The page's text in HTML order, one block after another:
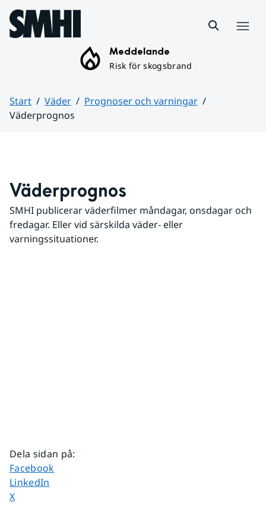
Hoppa till sidans innehåll
Meddelande
Risk för skogsbrand
Start Väder
Prognoser och varningar
Väderprognos
Väderprognos
SMHI publicerar väderfilmer måndagar, onsdagar och
fredagar. Eller vid särskilda väder- eller
varningssituationer.
Dela sidan på:
Dela sidan på
Facebook
Dela sidan på
LinkedIn
Dela sidan på
X